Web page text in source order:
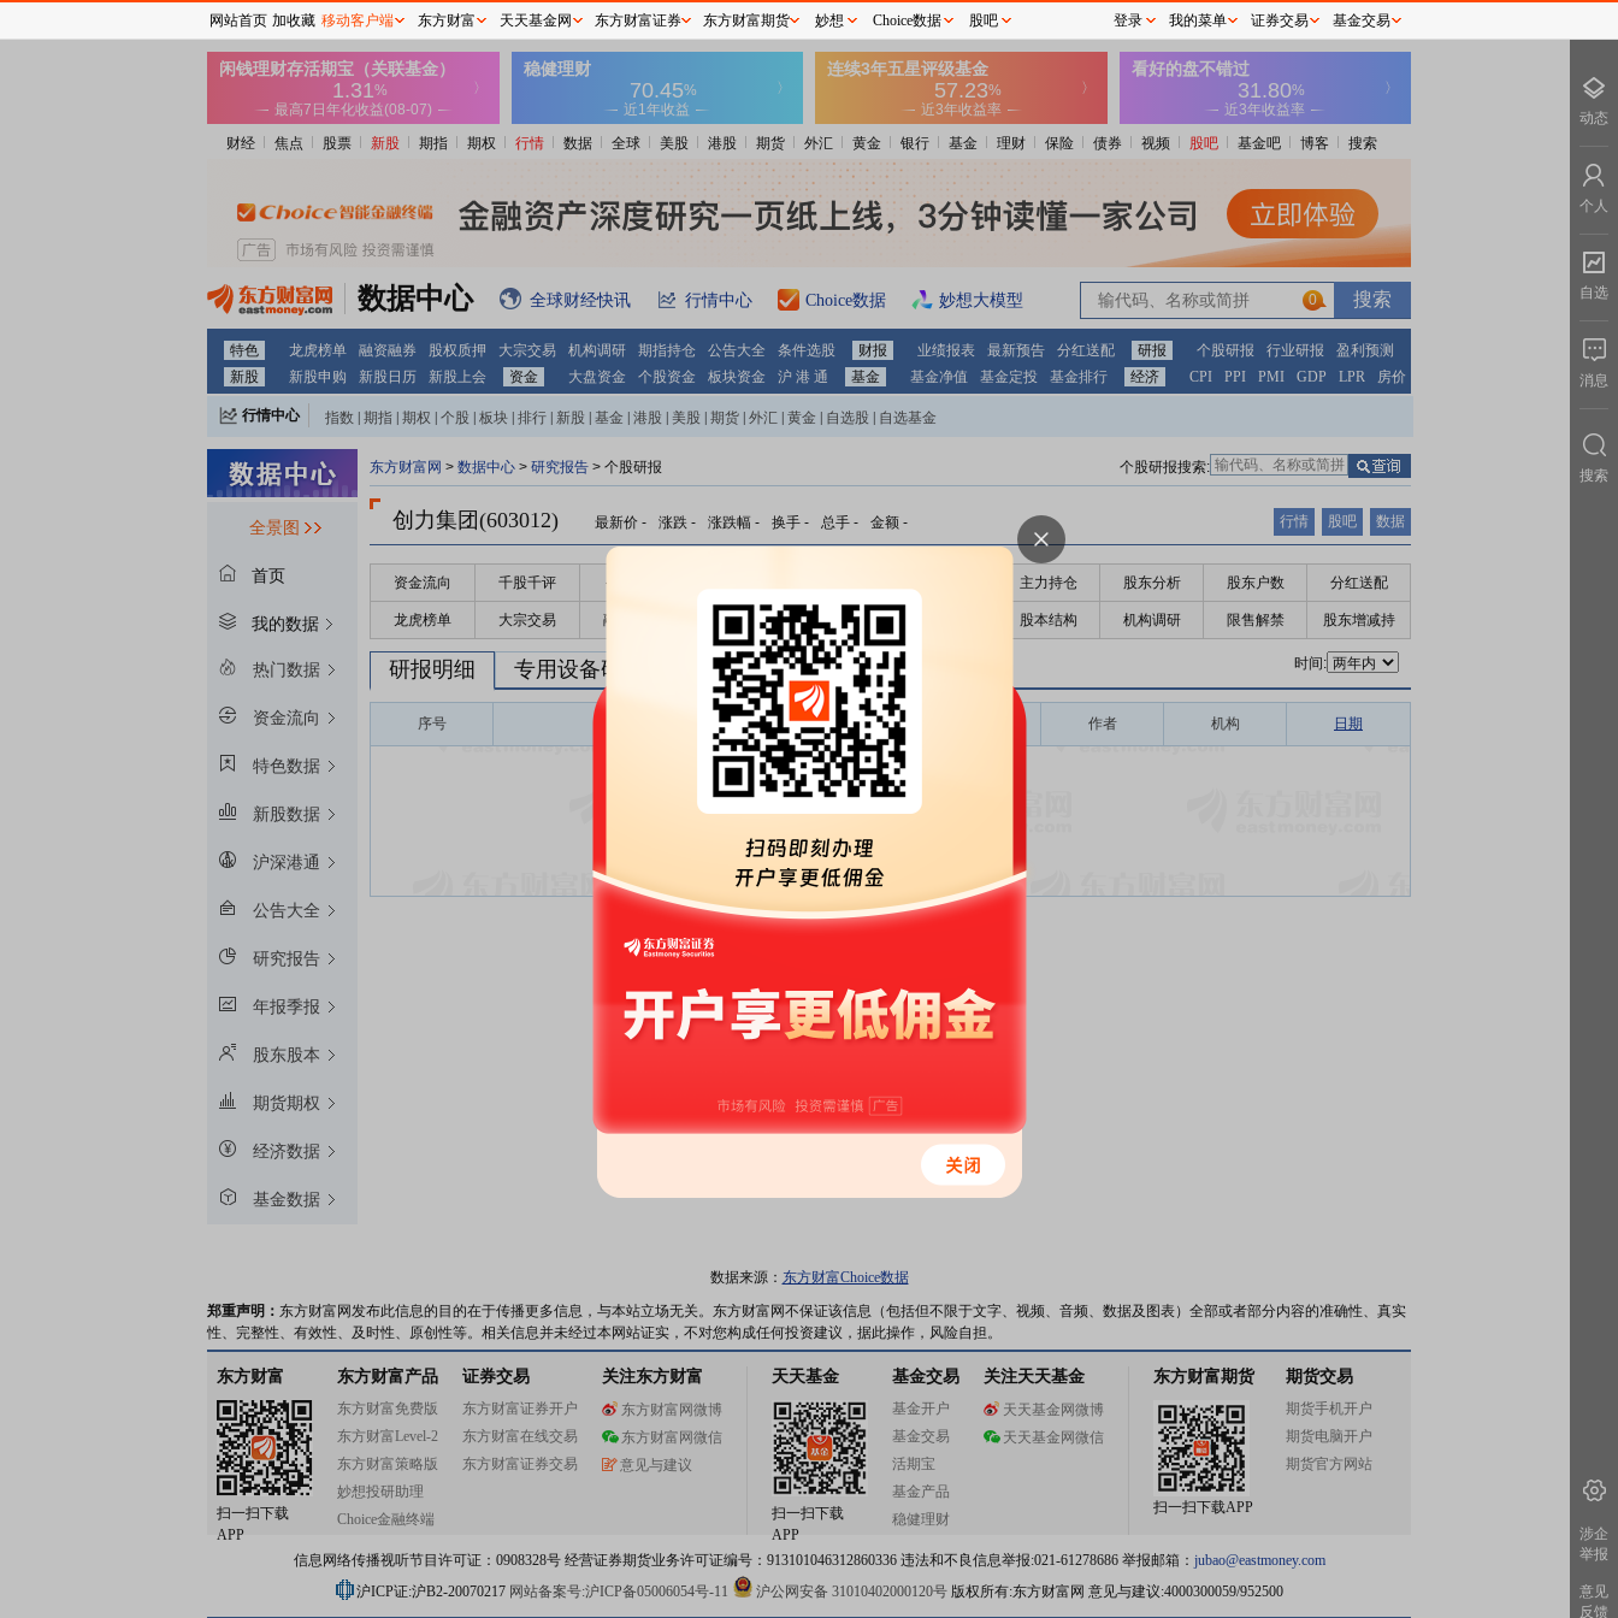
财经 焦点 股票 新股 期指 期权 行情 数据 全球 美股 港股 期货 外汇 黄金 银行 基金 理财 保险 债券 视频 股吧 基金吧 博客 搜索
数据中心 全球财经快讯 行情中心 Choice数据 妙想大模型 0
特色 龙虎榜单 融资融券 股权质押 大宗交易 机构调研 期指持仓 公告大全 条件选股 财报 业绩报表 最新预告 分红送配 研报 个股研报 行业研报
盈利预测
新股
新股申购 新股日历 新股上会 资金 大盘资金 个股资金 板块资金 沪 港 通 基金 基金净值 基金定投 基金排行 经济 CPI PPI PMI GDP LPR 房价
行情中心 指数 期指 期权 个股 板块 排行 新股 基金 港股 美股 期货 外汇 黄金 自选股 自选基金
全景图
首页
我的数据
热门数据
资金流向
特色数据
新股数据
沪深港通
公告大全
研究报告
年报季报
股东股本
期货期权
经济数据
基金数据
东方财富网 > 数据中心 > 研究报告 > 个股研报 个股研报搜索:
创力集团(603012) 最新价 - 涨跌 - 涨跌幅 - 换手 - 总手 - 金额 - 行情 股吧 数据
资金流向 千股千评 公告 主力持仓 股东分析 股东户数 分红送配
龙虎榜单 大宗交易 融资融券 高管持股 股东大会 股本结构 机构调研 限售解禁 股东增减持
时间:
研报明细 专用设备研报 专用设备盈利预测
序号
东财
评级
作者 机构 日期
数据来源： 东方财富Choice数据
郑重声明： 东方财富网发布此信息的目的在于传播更多信息，与本站立场无关。东方财富网不保证该信息（包括但不限于文字、视频、音频、数据及图表）全部或者部分内容的准确性、真实
性、完整性、有效性、及时性、原创性等。相关信息并未经过本网站证实，不对您构成任何投资建议，据此操作，风险自担。
东方财富
扫一扫下载
APP
东方财富产品
东方财富免费版
东方财富Level-2
东方财富策略版
妙想投研助理
Choice金融终端
证券交易
东方财富证券开户
东方财富在线交易
东方财富证券交易
关注东方财富
东方财富网微博
东方财富网微信
意见与建议
天天基金
扫一扫下载
APP
基金交易
基金开户
基金交易
活期宝
基金产品
稳健理财
关注天天基金
天天基金网微博
天天基金网微信
东方财富期货
扫一扫下载APP
期货交易
期货手机开户
期货电脑开户
期货官方网站
信息网络传播视听节目许可证：0908328号 经营证券期货业务许可证编号：913101046312860336 违法和不良信息举报:021-61278686 举报邮箱： jubao@eastmoney.com
沪ICP证:沪B2-20070217 网站备案号:沪ICP备05006054号-11 沪公网安备 31010402000120号版权所有:东方财富网 意见与建议:4000300059/952500
网站首页 加收藏 移动客户端 东方财富 天天基金网 东方财富证券 东方财富期货 妙想 Choice数据 股吧 登录 我的菜单 证券交易 基金交易
动态
个人
自选
消息
搜索
涉企
举报
意见
反馈